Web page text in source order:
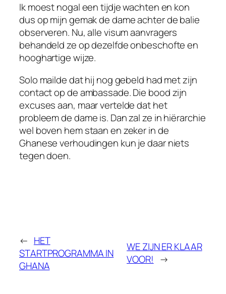
Ik moest nogal een tijdje wachten en kon
dus op mijn gemak de dame achter de balie
observeren. Nu, alle visum aanvragers
behandeld ze op dezelfde onbeschofte en
hooghartige wijze.
Solo mailde dat hij nog gebeld had met zijn
contact op de ambassade. Die bood zijn
excuses aan, maar vertelde dat het
probleem de dame is. Dan zal ze in hiërarchie
wel boven hem staan en zeker in de
Ghanese verhoudingen kun je daar niets
tegen doen.
← HET
STARTPROGRAMMA IN
GHANA
WE ZIJN ER KLAAR
VOOR! →